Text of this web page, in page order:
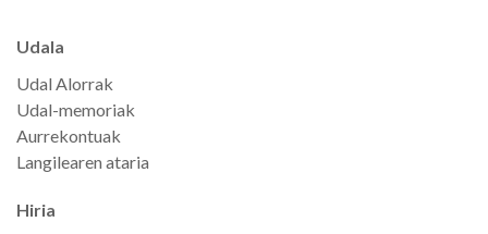
Udala
Udal Alorrak
Udal-memoriak
Aurrekontuak
Langilearen ataria
Hiria